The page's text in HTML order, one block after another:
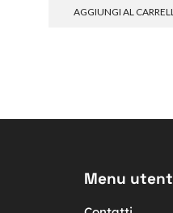
AGGIUNGI AL
Menu